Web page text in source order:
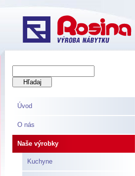
Úvod
O nás
Naše výrobky
Kuchyne